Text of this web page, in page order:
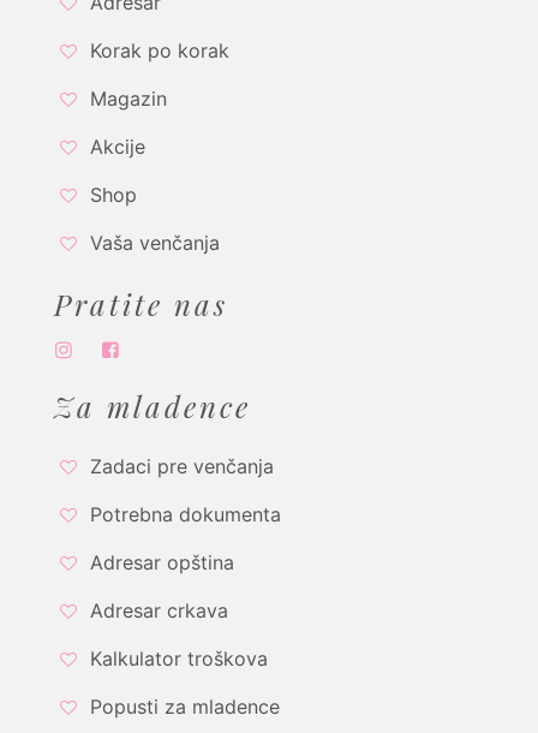
Korak po korak
Magazin
Akcije
Shop
Vaša venčanja
Pratite nas
Za mladence
Zadaci pre venčanja
Potrebna dokumenta
Adresar opština
Adresar crkava
Kalkulator troškova
Popusti za mladence